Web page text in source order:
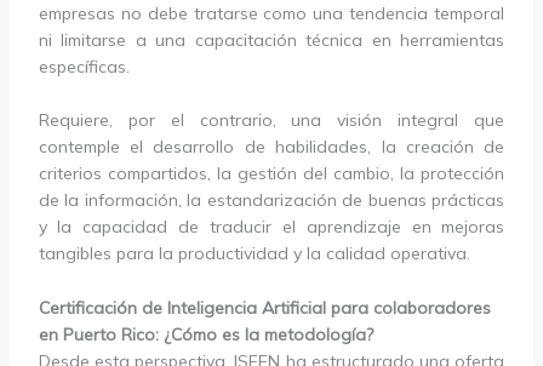
empresas no debe tratarse como una tendencia temporal
ni limitarse a una capacitación técnica en herramientas
específicas.
Requiere, por el contrario, una visión integral que
contemple el desarrollo de habilidades, la creación de
criterios compartidos, la gestión del cambio, la protección
de la información, la estandarización de buenas prácticas
y la capacidad de traducir el aprendizaje en mejoras
tangibles para la productividad y la calidad operativa.
Certificación de Inteligencia Artificial para colaboradores
en Puerto Rico: ¿Cómo es la metodología?
Desde esta perspectiva, ISEEN ha estructurado una oferta